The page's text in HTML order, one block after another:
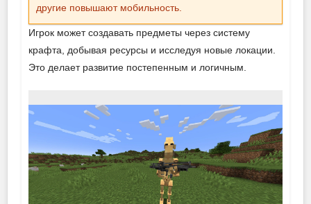
другие повышают мобильность.
Игрок может создавать предметы через систему
крафта, добывая ресурсы и исследуя новые локации.
Это делает развитие постепенным и логичным.